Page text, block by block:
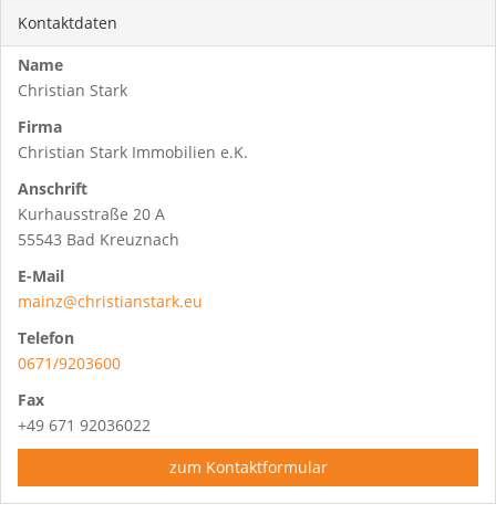
Kontaktdaten
Name
Christian Stark
Firma
Christian Stark Immobilien e.K.
Anschrift
Kurhausstraße 20 A
55543 Bad Kreuznach
E-Mail
mainz@christianstark.eu
Telefon
0671/9203600
Fax
+49 671 92036022
zum Kontaktformular